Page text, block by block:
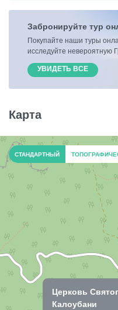
Забронируйте тур
Покупайте наши туры
исследуйте невероятную
УВИДЕТЬ ВСЕ
Карта
Церковь
Калоубани
СТАНДАРТНЫЙ